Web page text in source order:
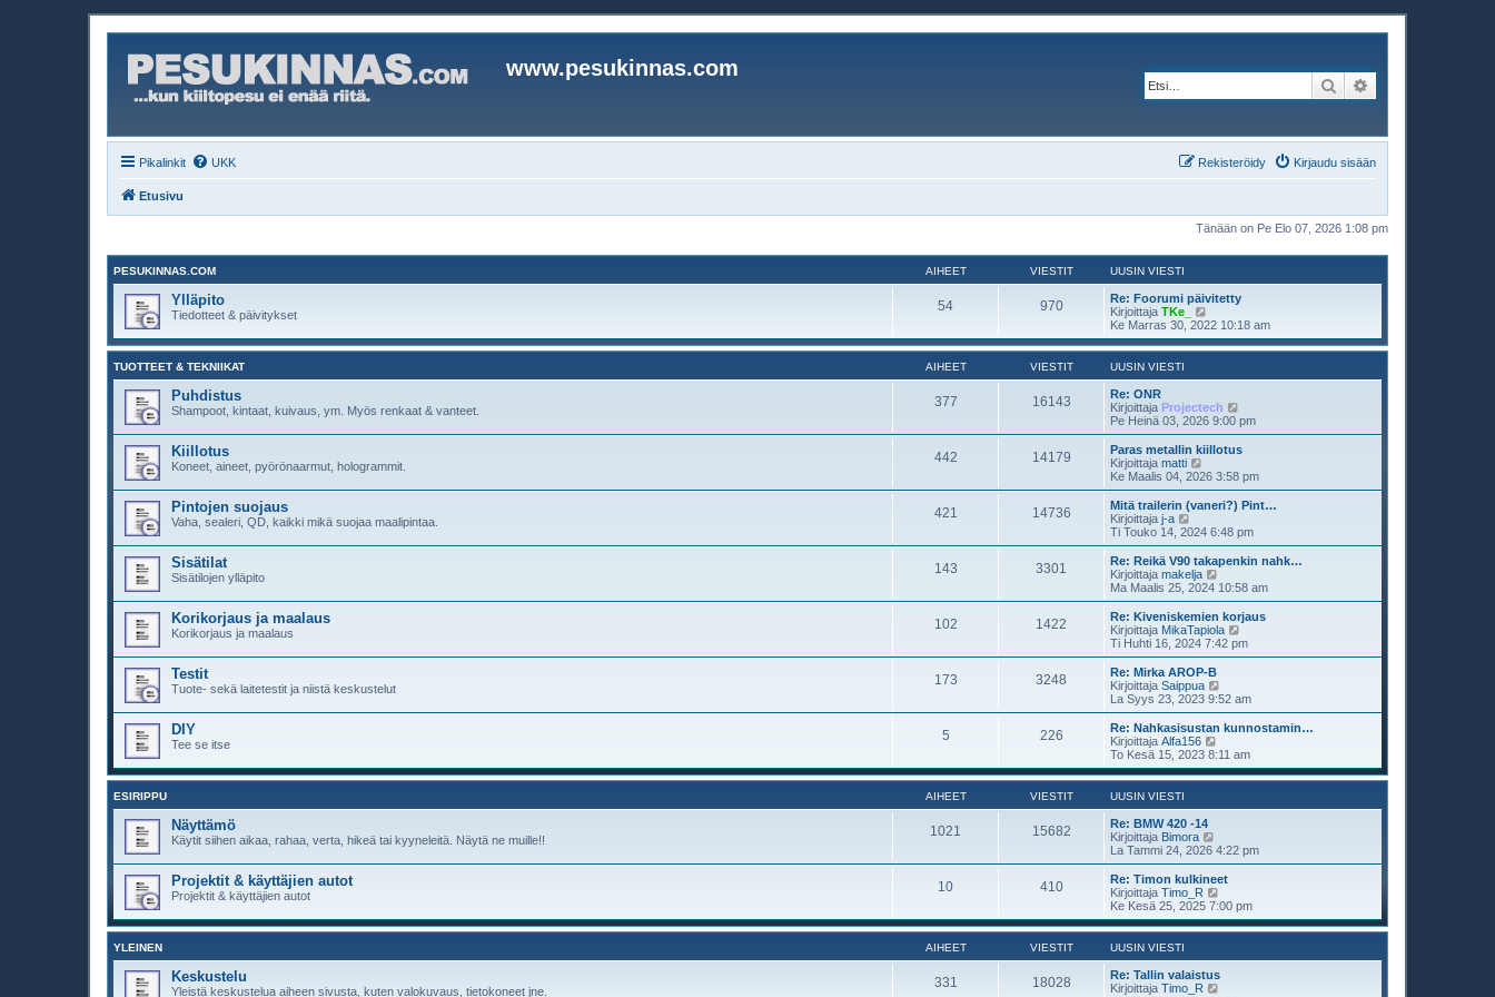
www.pesukinnas.com
Etsi
Pikalinkit UKK Kirjaudu sisään
Rekisteröidy
Etusivu
Tänään on Pe Elo 07, 2026 1:08 pm
PESUKINNAS.COM AIHEET VIESTIT UUSIN VIESTI
Ylläpito
Tiedotteet & päivitykset
54 970
Re: Foorumi päivitetty
Kirjoittaja TKe_
ä
y
t
u
s
i
v
i
e
s
i
Ke Marras 30, 2022 10:18 am
TUOTTEET & TEKNIIKAT AIHEET VIESTIT UUSIN VIESTI
Puhdistus
Shampoot, kintaat, kuivaus, ym. Myös renkaat & vanteet.
377 16143
Re: ONR
Kirjoittaja Projectech
ä
y
t
u
u
s
i
v
e
t
i
Pe Heinä 03, 2026 9:00 pm
Kiillotus
Koneet, aineet, pyörönaarmut, hologrammit.
442 14179
Paras metallin kiillotus
Kirjoittaja matti
ä
y
t
u
s
i
n
v
e
s
i
Ke Maalis 04, 2026 3:58 pm
Pintojen suojaus
Vaha, sealeri, QD, kaikki mikä suojaa maalipintaa.
421 14736
Mitä trailerin (vaneri?) Pint…
Kirjoittaja j-a
ä
y
t
ä
u
i
n
v
e
s
t
i
Ti Touko 14, 2024 6:48 pm
Sisätilat
Sisätilojen ylläpito
143 3301
Re: Reikä V90 takapenkin nahk…
Kirjoittaja makelja
ä
y
ä
u
i
n
v
e
t
i
Ma Maalis 25, 2024 10:58 am
Korikorjaus ja maalaus
Korikorjaus ja maalaus
102 1422
Re: Kiveniskemien korjaus
Kirjoittaja MikaTapiola
ä
y
u
i
v
i
Ti Huhti 16, 2024 7:42 pm
Testit
Tuote- sekä laitetestit ja niistä keskustelut
173 3248
Re: Mirka AROP-B
Kirjoittaja Saippua
ä
y
t
u
s
e
s
i
La Syys 23, 2023 9:52 am
DIY
Tee se itse
5 226
Re: Nahkasisustan kunnostamin…
Kirjoittaja Alfa156
ä
y
t
u
i
i
e
s
t
To Kesä 15, 2023 8:11 am
ESIRIPPU AIHEET VIESTIT UUSIN VIESTI
Näyttämö
Käytit siihen aikaa, rahaa, verta, hikeä tai kyyneleitä. Näytä ne muille!!
1021 15682
Re: BMW 420 -14
Kirjoittaja Bimora
ä
y
t
ä
u
s
i
La Tammi 24, 2026 4:22 pm
Projektit & käyttäjien autot
Projektit & käyttäjien autot
10 410
Re: Timon kulkineet
Kirjoittaja Timo_R
ä
y
t
u
u
Ke Kesä 25, 2025 7:00 pm
YLEINEN AIHEET VIESTIT UUSIN VIESTI
Keskustelu
Yleistä keskustelua aiheen sivusta, kuten valokuvaus, tietokoneet jne.
331 18028
Re: Tallin valaistus
Kirjoittaja Timo_R